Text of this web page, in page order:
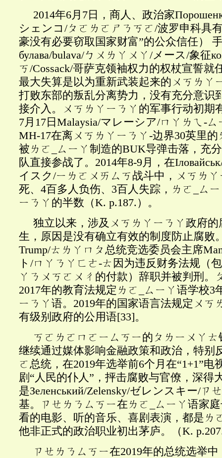
2014年6月7日，商人、政治家
シェンコ/ㄆㄛㄌㄛㄕㄋㄎㄛ/波罗申科具
豪没有必要窃取国家财富”的公众信任）
булава/bulava/ㄅㄨㄌㄚㄨㄚ/メース/象征
ㄎ/Cossack/哥萨克领袖权力的权杖宣誓就
最大失算是以为重新武装起来的ㄨㄎㄌㄚ
打败东部的叛乱分离势力，没有充分意识
接介入。ㄨㄎㄌㄚㄧㄋㄚ的军事行动初期
7月17日Malaysia/マレーシア/ㄇㄚㄌㄟ-
MH-17在离ㄨㄎㄌㄚㄧㄋㄚ-边界30英里
被ㄌㄛ_ㄙㄧㄚ制造的BUK导弹击落，充
队直接参战了。2014年8-9月，在Іловайськ
イスク/ㄧㄌㄛㄨㄞㄙㄎ战斗中，ㄨㄎㄌ
死、4百多人负伤、3百人失踪，ㄌㄛ_ㄙ
ㄧㄋㄚ的半数（K. p.187.）。
独立以来，涉及ㄨㄎㄌㄚㄧㄋㄚ政府
生，原因是没有确立有效的制度防止腐败
Trump/ㄊㄌㄚㄇㄆ总统竞选委员会主席
ト/ㄇㄚㄋㄚㄈㄜ-ㄊ因为违反财务法规（
ㄚㄋㄨㄎㄛㄨㄔ的付款）辞职并被判刑。
2017年的教育法规定ㄌㄛ_ㄙㄧㄚ语学校3
ㄧㄋㄚ语。2019年的国家语言法规定ㄨㄎ
有级别政府的公用语[33]。
ㄎㄛㄌㄛㄇㄛㄧㄙㄎㄧ的ㄆㄌㄧㄨㄚ
继续通过媒体影响金融政策和政治，特别
ㄛ总统，在2019年选举前6个月在“1+1”电
剧“人民的仆人”，抨击腐败与官僚，深得
是Зеленський/Zelensky/ゼレンスキー/ㄗ
基。ㄗㄝㄌㄋㄙㄎㄧ在ㄌㄛ_ㄙㄧㄚ语家
看的电影、听的音乐、喜剧表演，都是ㄌ
他非正式的政治职业初出茅庐。（K.
ㄗㄝㄌㄋㄙㄎㄧ在2019年的总统选举